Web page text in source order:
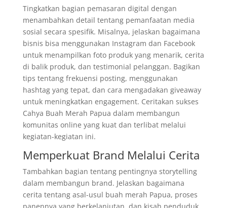
Tingkatkan bagian pemasaran digital dengan
menambahkan detail tentang pemanfaatan media
sosial secara spesifik. Misalnya, jelaskan bagaimana
bisnis bisa menggunakan Instagram dan Facebook
untuk menampilkan foto produk yang menarik, cerita
di balik produk, dan testimonial pelanggan. Bagikan
tips tentang frekuensi posting, menggunakan
hashtag yang tepat, dan cara mengadakan giveaway
untuk meningkatkan engagement. Ceritakan sukses
Cahya Buah Merah Papua dalam membangun
komunitas online yang kuat dan terlibat melalui
kegiatan-kegiatan ini.
Memperkuat Brand Melalui Cerita
Tambahkan bagian tentang pentingnya storytelling
dalam membangun brand. Jelaskan bagaimana
cerita tentang asal-usul buah merah Papua, proses